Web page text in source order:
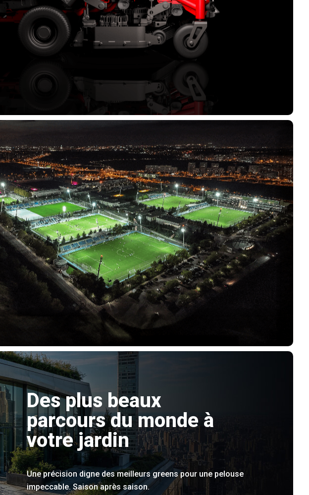
Des plus beaux
parcours du monde à
votre jardin
Une précision digne des meilleurs greens pour une pelouse
impeccable. Saison après saison.